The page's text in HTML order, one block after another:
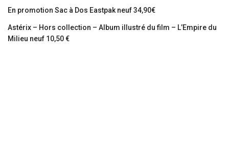
En promotion Sac à Dos Eastpak neuf 34,90€
Astérix – Hors collection – Album illustré du film – L’Empire du
Milieu neuf 10,50 €